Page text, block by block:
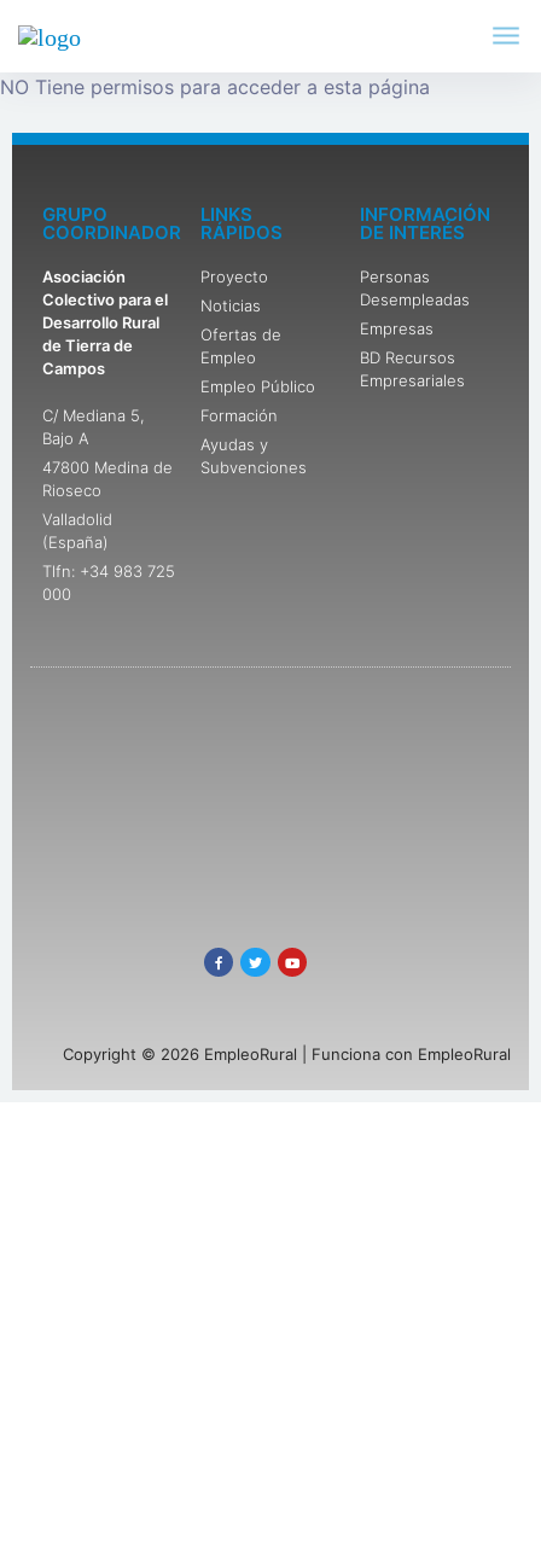
NO Tiene permisos para acceder a esta página
GRUPO
COORDINADOR
Asociación
Colectivo para el
Desarrollo Rural
de Tierra de
Campos
C/ Mediana 5,
Bajo A
47800 Medina de
Rioseco
Valladolid
(España)
Tlfn: +34 983 725
000
LINKS
RÁPIDOS
Proyecto
Noticias
Ofertas de
Empleo
Empleo Público
Formación
Ayudas y
Subvenciones
INFORMACIÓN
DE INTERÉS
Personas
Desempleadas
Empresas
BD Recursos
Empresariales
Copyright © 2026 EmpleoRural | Funciona con EmpleoRural